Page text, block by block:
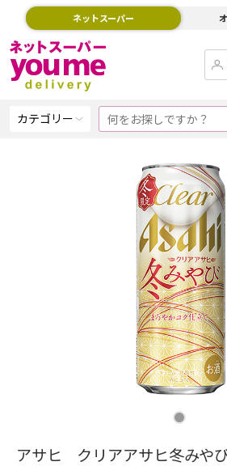
ネットスーパー
カテゴリー
アサヒ クリアアサヒ冬みや